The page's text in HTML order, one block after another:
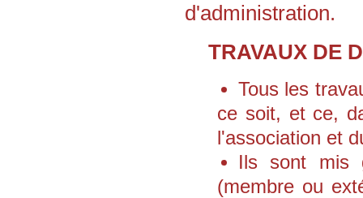
d'administration.
TRAVAUX DE
Tous les
ce soit, et ce,
l'association et
Ils sont mis
(membre ou